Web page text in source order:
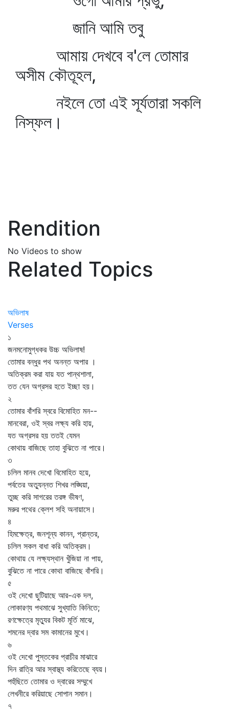
জানি আমি তবু
আমায় দেখবে ব'লে তোমার
অসীম কৌতূহল,
নইলে তো এই সূর্যতারা সকলি
নিস্ফল।
Rendition
No Videos to show
Related Topics
অভিলাষ
Verses
১
জনমনোমুগ্ধকর উচ্চ অভিলাষ!
তোমার বন্ধুর পথ অনন্ত অপার ।
অতিক্রম করা যায় যত পান্থশালা,
তত যেন অগ্রসর হতে ইচ্ছা হয়।
২
তোমার বাঁশরি স্বরে বিমোহিত মন--
মানবেরা, ওই স্বর লক্ষ্য করি হায়,
যত অগ্রসর হয় ততই যেমন
কোথায় বাজিছে তাহা বুঝিতে না পারে।
৩
চলিল মানব দেখো বিমোহিত হয়ে,
পর্বতের অত্যুন্নত শিখর লঙ্ঘিয়া,
তুচ্ছ করি সাগরের তরঙ্গ ভীষণ,
মরুর পথের ক্লেশ সহি অনায়াসে।
৪
হিমক্ষেত্র, জনশূন্য কানন, প্রান্তর,
চলিল সকল বাধা করি অতিক্রম।
কোথায় যে লক্ষ্যস্থান খুঁজিয়া না পায়,
বুঝিতে না পারে কোথা বাজিছে বাঁশরি।
৫
ওই দেখো ছুটিয়াছে আর-এক দল,
লোকারণ্য পথমাঝে সুখ্যাতি কিনিতে;
রণক্ষেত্রে মৃত্যুর বিকট মূর্তি মাঝে,
শমনের দ্বার সম কামানের মুখে।
৬
ওই দেখো পুস্তকের প্রাচীর মাঝারে
দিন রাত্রি আর স্বাস্থ্য করিতেছে ব্যয়।
পহুঁছিতে তোমার ও দ্বারের সম্মুখে
লেখনীরে করিয়াছে সোপান সমান।
৭